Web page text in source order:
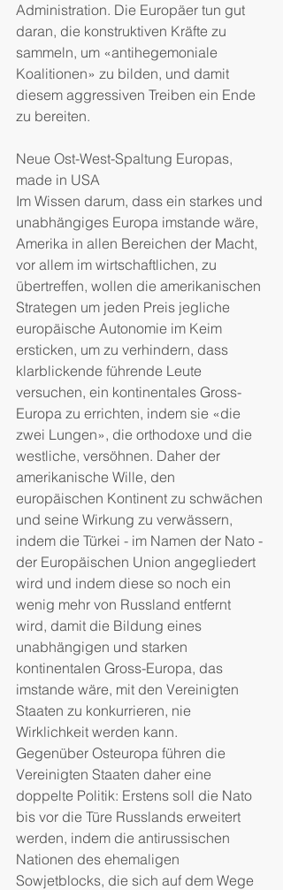
Administration. Die Europäer tun gut
daran, die konstruktiven Kräfte zu
sammeln, um «antihegemoniale
Koalitionen» zu bilden, und damit
diesem aggressiven Treiben ein Ende
zu bereiten.
Neue Ost-West-Spaltung Europas,
made in USA
Im Wissen darum, dass ein starkes und
unabhängiges Europa imstande wäre,
Amerika in allen Bereichen der Macht,
vor allem im wirtschaftlichen, zu
übertreffen, wollen die amerikanischen
Strategen um jeden Preis jegliche
europäische Autonomie im Keim
ersticken, um zu verhindern, dass
klarblickende führende Leute
versuchen, ein kontinentales Gross-
Europa zu errichten, indem sie «die
zwei Lungen», die orthodoxe und die
westliche, versöhnen. Daher der
amerikanische Wille, den
europäischen Kontinent zu schwächen
und seine Wirkung zu verwässern,
indem die Türkei - im Namen der Nato -
der Europäischen Union angegliedert
wird und indem diese so noch ein
wenig mehr von Russland entfernt
wird, damit die Bildung eines
unabhängigen und starken
kontinentalen Gross-Europa, das
imstande wäre, mit den Vereinigten
Staaten zu konkurrieren, nie
Wirklichkeit werden kann.
Gegenüber Osteuropa führen die
Vereinigten Staaten daher eine
doppelte Politik: Erstens soll die Nato
bis vor die Türe Russlands erweitert
werden, indem die antirussischen
Nationen des ehemaligen
Sowjetblocks, die sich auf dem Wege